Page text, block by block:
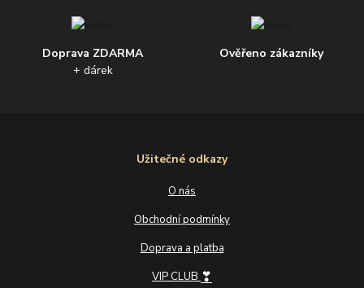
Doprava ZDARMA
+ dárek
Ověřeno zákazníky
Užitečné odkazy
O nás
Obchodní podmínky
Doprava a platba
VIP CLUB ❣